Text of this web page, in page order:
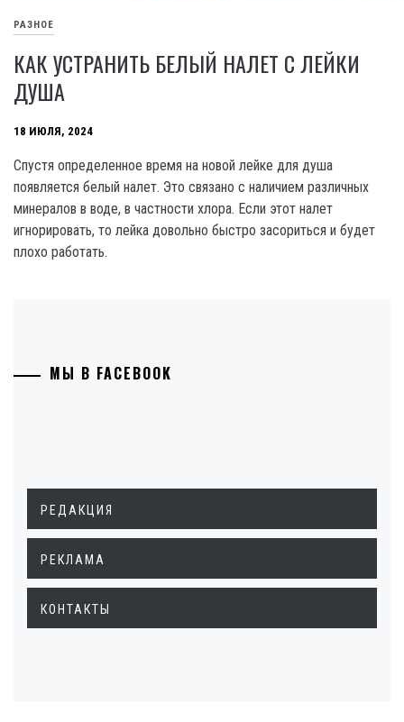
РАЗНОЕ
КАК УСТРАНИТЬ БЕЛЫЙ НАЛЕТ С ЛЕЙКИ
ДУША
18 ИЮЛЯ, 2024
Спустя определенное время на новой лейке для душа
появляется белый налет. Это связано с наличием различных
минералов в воде, в частности хлора. Если этот налет
игнорировать, то лейка довольно быстро засориться и будет
плохо работать.
МЫ В FACEBOOK
РЕДАКЦИЯ
РЕКЛАМА
КОНТАКТЫ